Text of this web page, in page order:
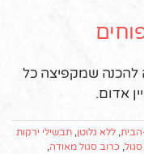
להכנה שמקפיצה כל
אדום.
, ללא גלוטן, תבשילי ירקות
, כרוב סגול מאודה,